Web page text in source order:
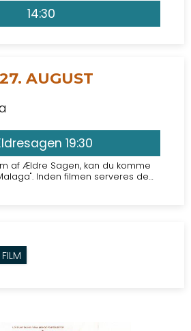
14:30
AUGUST
19:30
af Ældre Sagen, kan du komme
Inden filmen serveres der